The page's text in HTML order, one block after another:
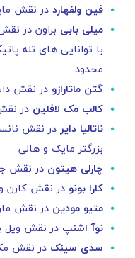
فین ولفهارد در نقش
میلی بابی براون در
با توانایی های تله
محدود.
گتن ماتارازو در نقش
کالب مک لافلین در
ناتالیا دایر در نقش
بزرگتر مایک و هالی
چارلی هیتون در نقش
کارا بونو در نقش کارن
متیو مودین در نقش
نوآ اشنپ در نقش ویل
سدی سینک در نقش